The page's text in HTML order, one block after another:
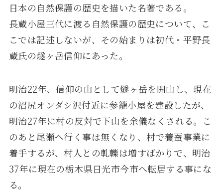
日本の自然保護の歴史を描いた名著である。
長蔵小屋三代に渡る自然保護の歴史について、こ
こでは記述しないが、その始まりは初代・平野長
蔵氏の燧ヶ岳信仰にあった。
明治22年、信仰の山として燧ヶ岳を開山し、現在
の沼尻オンダシ沢付近に参籠小屋を建設したが、
明治27年に村の反対で下山を余儀なくされる。こ
のあと尾瀬へ行く事は無くなり、村で養蚕事業に
着手するが、村人との軋轢は増すばかりで、明治
37年に現在の栃木県日光市今市へ転居する事にな
る。